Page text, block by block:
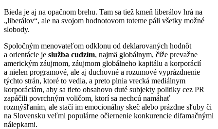
Bieda je aj na opačnom brehu. Tam sa tiež kmeň liberálov hrá na
„liberálov“, ale na svojom hodnotovom toteme páli všetky možné
slobody.
Spoločným menovateľom odklonu od deklarovaných hodnôt
a orientácie je služba cudzím, najmä globálnym, čiže prevažne
americkým záujmom, záujmom globálneho kapitálu a korporácií
a nielen programové, ale aj duchovné a rozumové vyprázdnenie
týchto strán, ktoré to vedia, a preto plnia vrecká mediálnym
korporáciám, aby sa tieto obsahovo duté subjekty politiky cez PR
zapáčili povrchným voličom, ktorí sa nechcú namáhať
rozmýšľaním, ale stačí im emocionálny skeč alebo prázdne sľuby či
na Slovensku veľmi populárne očiernenie konkurencie difamačnými
nálepkami.